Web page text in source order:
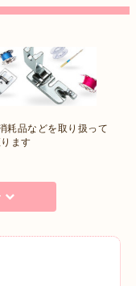
品などを取り扱って
ます